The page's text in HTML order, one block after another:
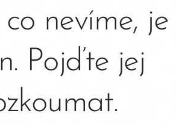
nevíme, je
Pojďte jej